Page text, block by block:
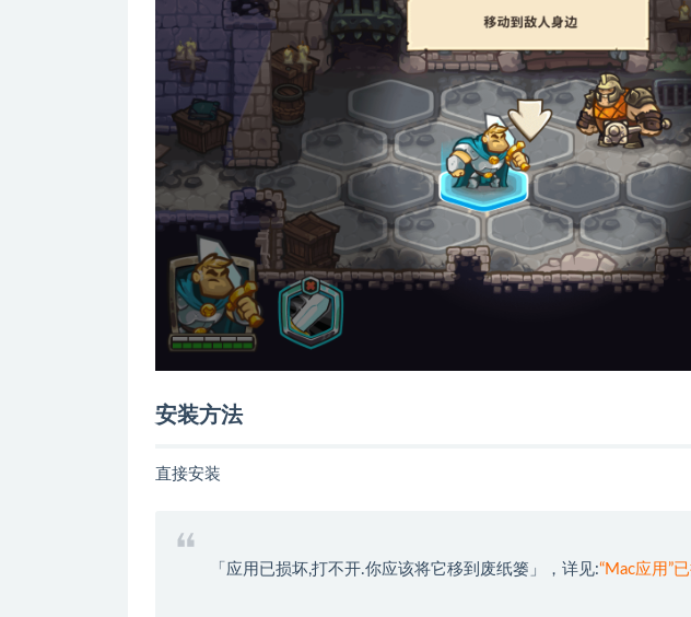
安装方法
直接安装
「应用已损坏,打不开.你应该将它移到废纸篓」，详见:“Mac应用”